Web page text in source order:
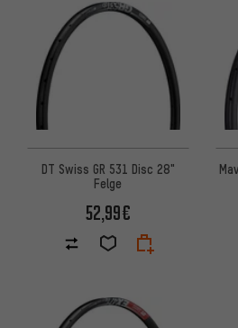
DT Swiss GR 531 Disc 28"
Felge
52,99€